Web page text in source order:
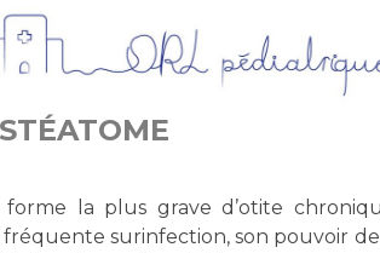
vous
à un patient
examen
de radiologie à
analyse à
Charte
la plus grave d’otite
fréquente surinfection, son pouvoir